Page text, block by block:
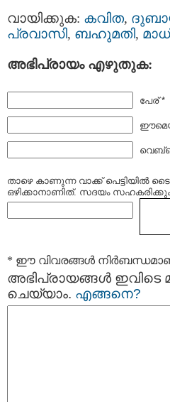
വായിക്കുക: കവിത,
പ്രവാസി, ബഹുമതി,
അഭിപ്രായം എഴുതുക:
പേര് *
താഴെ കാണുന്ന വാക്ക് പെട്ടിയില്‍
ഒഴിക്കാനാണിത്. സദയം
* ഈ വിവരങ്ങള്‍
അഭിപ്രായങ്ങള്‍ ഇവിടെ
ചെയ്യാം. എങ്ങനെ?